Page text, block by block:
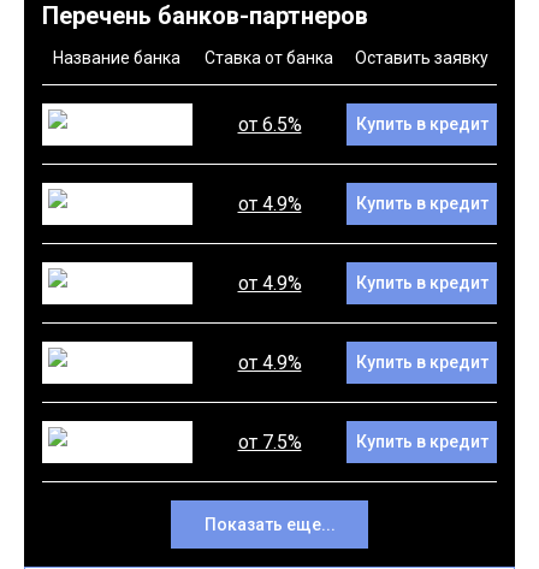
Перечень банков-партнеров
Название банка Ставка от банка Оставить заявку
от 6.5% Купить в кредит
от 4.9% Купить в кредит
от 4.9% Купить в кредит
от 4.9% Купить в кредит
от 7.5% Купить в кредит
Показать еще...